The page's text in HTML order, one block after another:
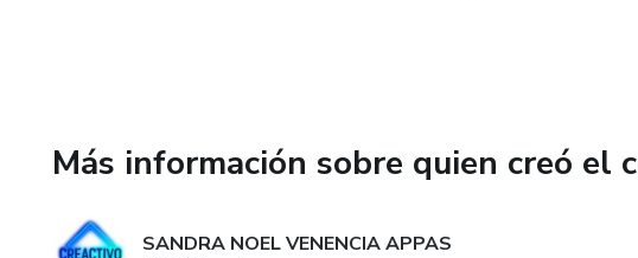
Más información sobre quien creó el
SANDRA NOEL VENENCIA APPAS